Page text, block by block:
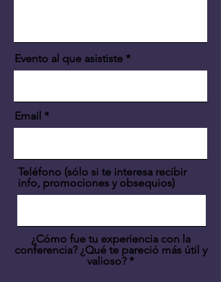
Evento al que asististe
Email
Teléfono (sólo si te interesa recibir
info, promociones y obsequios)
¿Cómo fue tu experiencia con la
conferencia? ¿Qué te pareció más útil y
valioso?